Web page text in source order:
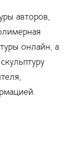
авторов,
онлайн, а